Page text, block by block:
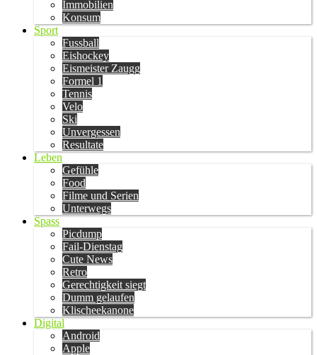
Immobilien
Konsum
Sport
Fussball
Eishockey
Eismeister Zaugg
Formel 1
Tennis
Velo
Ski
Unvergessen
Resultate
Leben
Gefühle
Food
Filme und Serien
Unterwegs
Spass
Picdump
Fail-Dienstag
Cute News
Retro
Gerechtigkeit siegt
Dumm gelaufen
Klischeekanone
Digital
Android
Apple